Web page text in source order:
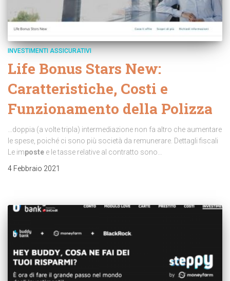
INVESTIMENTI ASSICURATIVI
Life Bonus Stars New:
Caratteristiche, Costi e
Funzionamento della Polizza
…doppia (a volte tripla) intermediazione non fa altro che aumentare
le spese, poiché ci sono più società da remunerare. Dettagli fiscali
Le imposte e le tasse relative al contratto sono…
4 Febbraio 2021